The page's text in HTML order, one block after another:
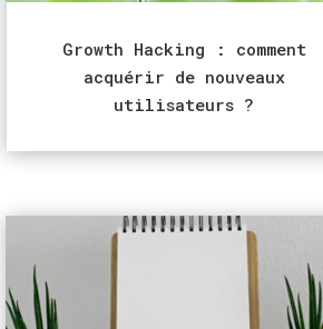
Growth Hacking : comment
acquérir de nouveaux
utilisateurs ?